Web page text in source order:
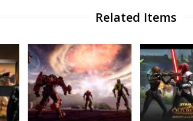
Related Items